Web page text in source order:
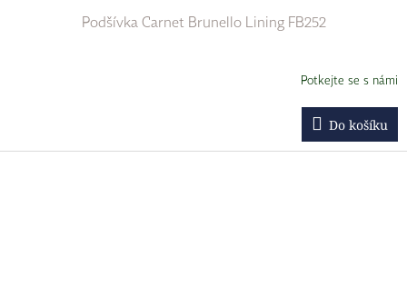
Podšívka Carnet Brunello Lining FB252
Potkejte se s námi
Do košíku